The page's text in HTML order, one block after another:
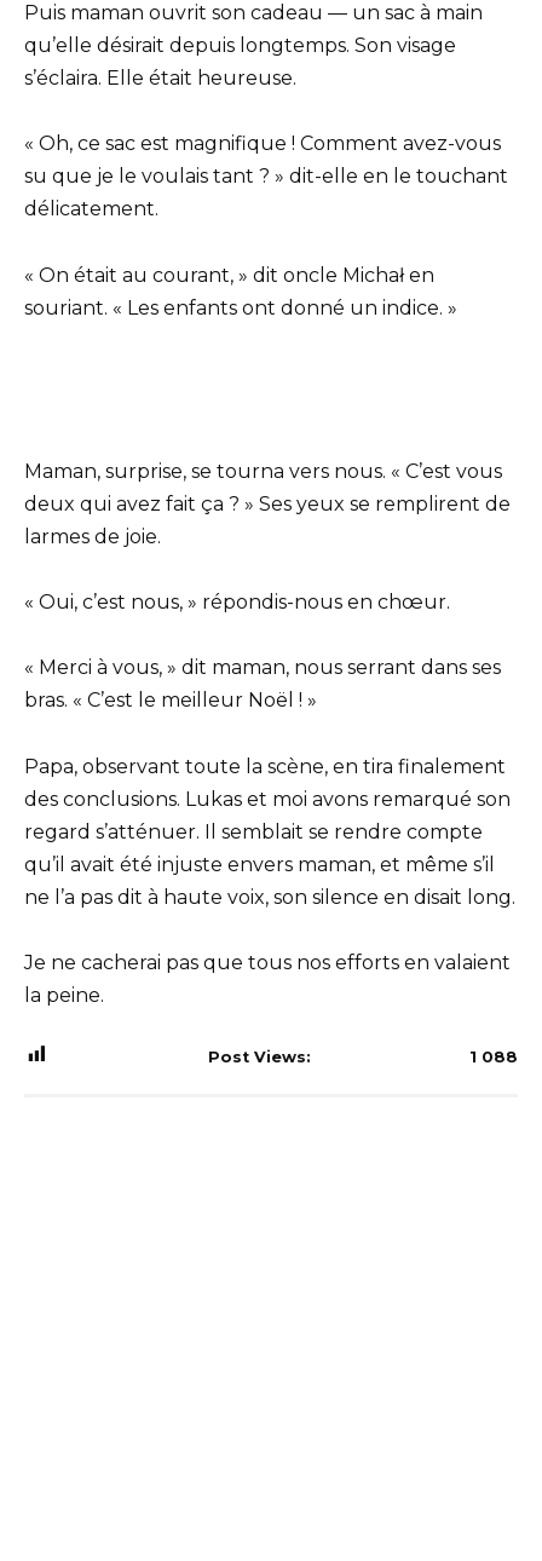
Puis maman ouvrit son cadeau — un sac à main
qu’elle désirait depuis longtemps. Son visage
s’éclaira. Elle était heureuse.
« Oh, ce sac est magnifique ! Comment avez-vous
su que je le voulais tant ? » dit-elle en le touchant
délicatement.
« On était au courant, » dit oncle Michał en
souriant. « Les enfants ont donné un indice. »
Maman, surprise, se tourna vers nous. « C’est vous
deux qui avez fait ça ? » Ses yeux se remplirent de
larmes de joie.
« Oui, c’est nous, » répondis-nous en chœur.
« Merci à vous, » dit maman, nous serrant dans ses
bras. « C’est le meilleur Noël ! »
Papa, observant toute la scène, en tira finalement
des conclusions. Lukas et moi avons remarqué son
regard s’atténuer. Il semblait se rendre compte
qu’il avait été injuste envers maman, et même s’il
ne l’a pas dit à haute voix, son silence en disait long.
Je ne cacherai pas que tous nos efforts en valaient
la peine.
Post Views: 1 088